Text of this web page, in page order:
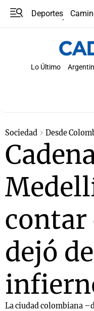
Deportes
Lo Último
Sociedad Desde
contar
dejó
La ciudad colombiana